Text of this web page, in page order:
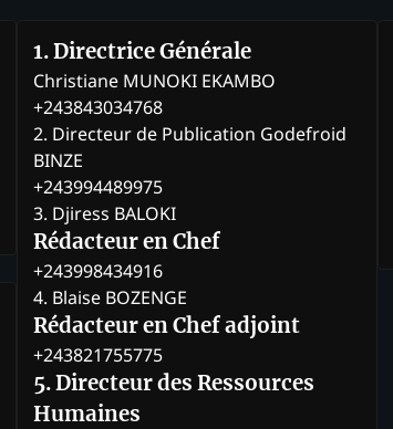
1. Directrice Générale
Christiane MUNOKI EKAMBO
+243843034768
2. Directeur de Publication Godefroid
BINZE
+243994489975
3. Djiress BALOKI
Rédacteur en Chef
+243998434916
4. Blaise BOZENGE
Rédacteur en Chef adjoint
+243821755775
5. Directeur des Ressources
Humaines